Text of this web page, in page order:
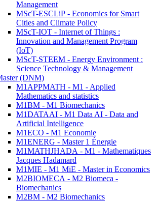
Management
MScT-ESCLiP - Economics for Smart
Cities and Climate Policy
MScT-IOT - Internet of Things :
Innovation and Management Program
(IoT)
MScT-STEEM - Energy Environment :
Science Technology & Management
(DNM)
M1APPMATH - M1 - Applied
Mathematics and statistics
M1BM - M1 Biomechanics
M1DATAAI - M1 Data AI - Data and
Artificial Intelligence
M1ECO - M1 Economie
M1ENERG - Master 1 Énergie
M1MATHJHADA - M1 - Mathematiques
Jacques Hadamard
M1MIE - M1 MiE - Master in Economics
M2BIOMECA - M2 Biomeca -
Biomechanics
M2BM - M2 Biomechanics